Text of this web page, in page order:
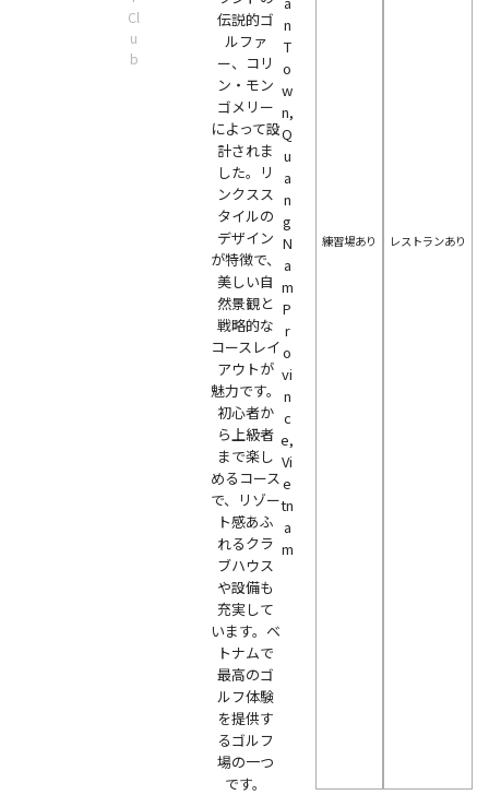
Cl
u
b
伝説的ゴ
ルファ
ー、コリ
ン・モン
ゴメリー
によって設
計されま
した。リ
ンクスス
タイルの
デザイン
が特徴で、
美しい自
然景観と
戦略的な
コースレイ
アウトが
魅力です。
初心者か
ら上級者
まで楽し
めるコース
で、リゾー
ト感あふ
れるクラ
ブハウス
や設備も
充実して
います。ベ
トナムで
最高のゴ
ルフ体験
を提供す
るゴルフ
場の一つ
です。
n
T
o
w
n,
Q
u
a
n
g
N
a
m
P
r
o
vi
n
c
e,
Vi
e
tn
a
m
練習場あり レストランあり